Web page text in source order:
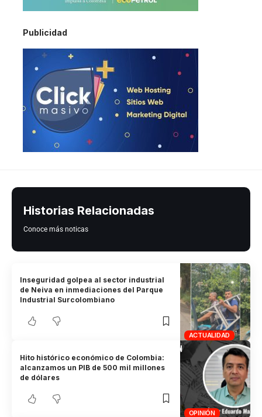
Publicidad
Historias Relacionadas
Conoce más noticas
ACTUALIDAD
Inseguridad golpea al sector industrial
de Neiva en inmediaciones del Parque
Industrial Surcolombiano
OPINIÓN
Hito histórico económico de Colombia:
alcanzamos un PIB de 500 mil millones
de dólares